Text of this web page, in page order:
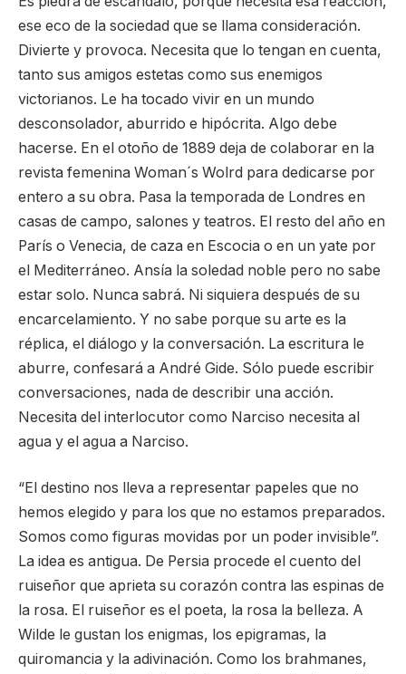
ese eco de la sociedad que se llama consideración.
Divierte y provoca. Necesita que lo tengan en cuenta,
tanto sus amigos estetas como sus enemigos
victorianos. Le ha tocado vivir en un mundo
desconsolador, aburrido e hipócrita. Algo debe
hacerse. En el otoño de 1889 deja de colaborar en la
revista femenina Woman´s Wolrd para dedicarse por
entero a su obra. Pasa la temporada de Londres en
casas de campo, salones y teatros. El resto del año en
París o Venecia, de caza en Escocia o en un yate por
el Mediterráneo. Ansía la soledad noble pero no sabe
estar solo. Nunca sabrá. Ni siquiera después de su
encarcelamiento. Y no sabe porque su arte es la
réplica, el diálogo y la conversación. La escritura le
aburre, confesará a André Gide. Sólo puede escribir
conversaciones, nada de describir una acción.
Necesita del interlocutor como Narciso necesita al
agua y el agua a Narciso.
“El destino nos lleva a representar papeles que no
hemos elegido y para los que no estamos preparados.
Somos como figuras movidas por un poder invisible”.
La idea es antigua. De Persia procede el cuento del
ruiseñor que aprieta su corazón contra las espinas de
la rosa. El ruiseñor es el poeta, la rosa la belleza. A
Wilde le gustan los enigmas, los epigramas, la
quiromancia y la adivinación. Como los brahmanes,